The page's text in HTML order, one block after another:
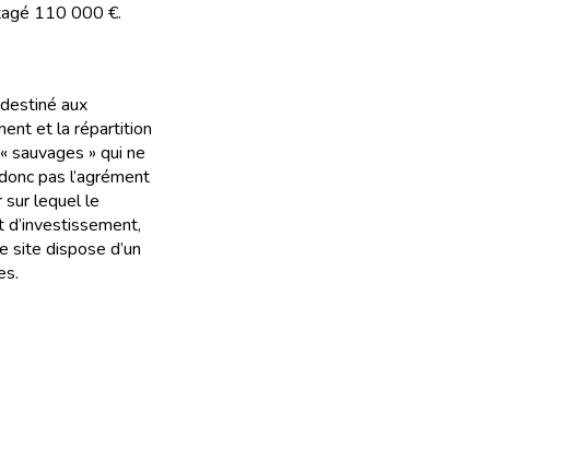
110 000 €.
aux
et la répartition
» qui ne
pas l’agrément
sur lequel le
d’investissement,
site dispose d’un